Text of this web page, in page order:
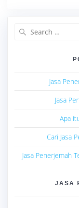
Jasa
Jasa
Apa
Cari Jasa
Jasa Penerjemah
JASA